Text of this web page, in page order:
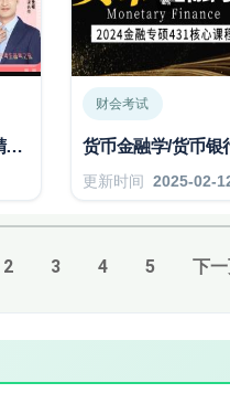
徐金桂行政法-强化精讲70讲
财会考试
更新时间 2025-02-
2 3 4 5 下